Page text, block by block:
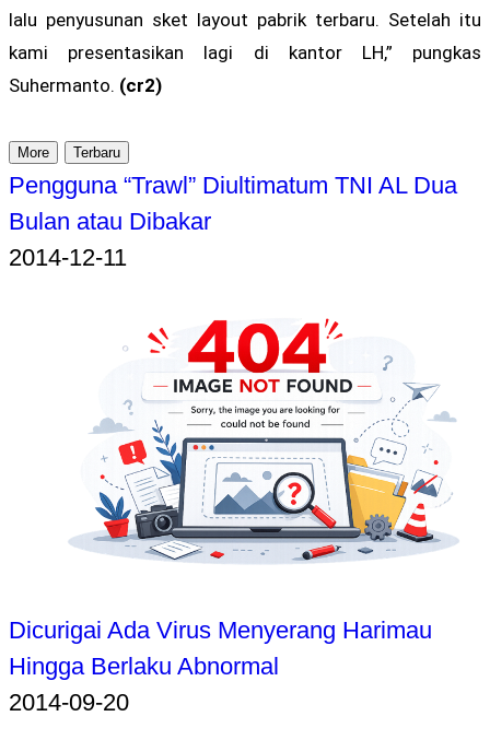
lalu penyusunan sket layout pabrik terbaru. Setelah itu
kami presentasikan lagi di kantor LH,” pungkas
Suhermanto. (cr2)
More Terbaru
Pengguna “Trawl” Diultimatum TNI AL Dua
Bulan atau Dibakar
2014-12-11
Dicurigai Ada Virus Menyerang Harimau
Hingga Berlaku Abnormal
2014-09-20